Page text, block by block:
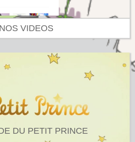
NOS VIDEOS
DU PETIT PRINCE